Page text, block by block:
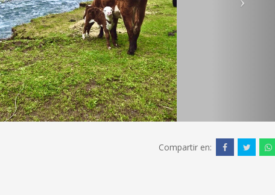
Compartir en: